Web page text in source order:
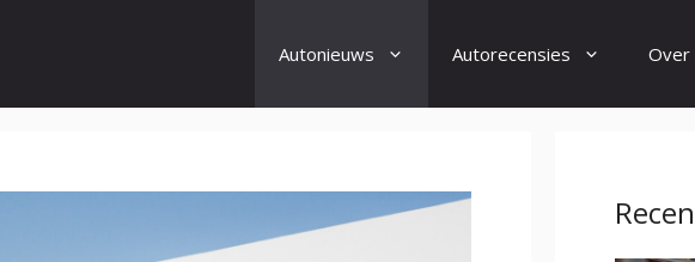
Autonieuws Autorecensies Over